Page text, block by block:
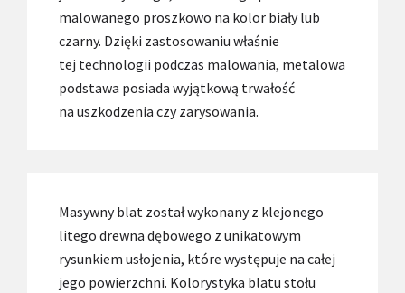
malowanego proszkowo na kolor biały lub
czarny. Dzięki zastosowaniu właśnie
tej technologii podczas malowania, metalowa
podstawa posiada wyjątkową trwałość
na uszkodzenia czy zarysowania.
Masywny blat został wykonany z klejonego
litego drewna dębowego z unikatowym
rysunkiem usłojenia, które występuje na całej
jego powierzchni. Kolorystyka blatu stołu